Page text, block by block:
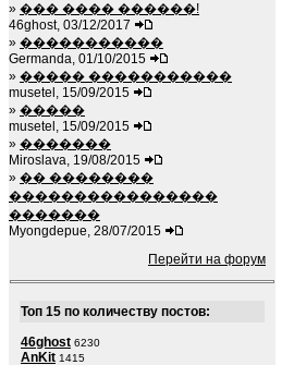
» ��� ���� ������!
46ghost, 03/12/2017
» �����������
Germanda, 01/10/2015
» ����� �����������
musetel, 15/09/2015
» �����
musetel, 15/09/2015
» �������
Miroslava, 19/08/2015
» �� ��������
����������������
�������
Myongdepue, 28/07/2015
Перейти на форум
Топ 15 по количеству постов:
46ghost 6230
AnKit 1415